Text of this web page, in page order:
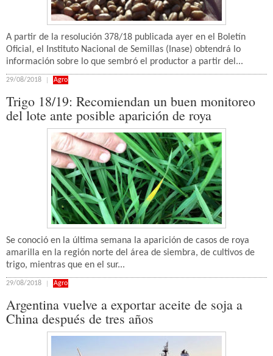
A partir de la resolución 378/18 publicada ayer en el Boletín
Oficial, el Instituto Nacional de Semillas (Inase) obtendrá lo
información sobre lo que sembró el productor a partir del...
29/08/2018 Agro
Trigo 18/19: Recomiendan un buen monitoreo
del lote ante posible aparición de roya
Se conoció en la última semana la aparición de casos de roya
amarilla en la región norte del área de siembra, de cultivos de
trigo, mientras que en el sur...
29/08/2018 Agro
Argentina vuelve a exportar aceite de soja a
China después de tres años